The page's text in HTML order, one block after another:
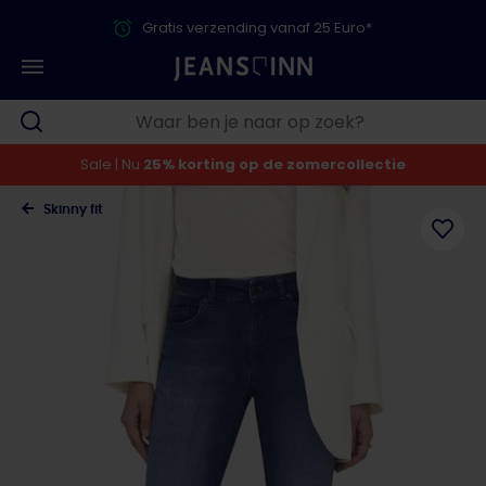
Gratis verzending vanaf 25 Euro*
Sale | Nu 25% korting op de zomercollectie
Skinny fit